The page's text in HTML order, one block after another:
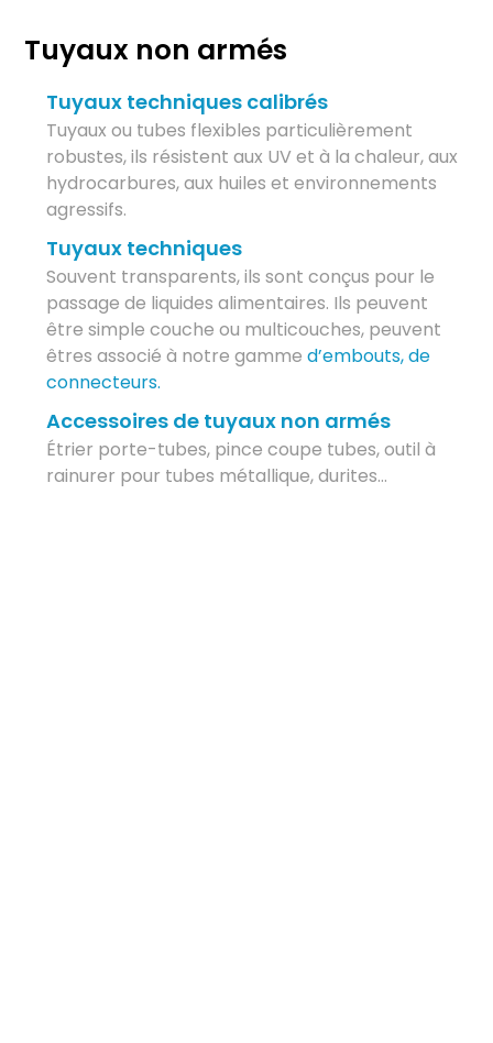
Tuyaux non armés
Tuyaux techniques calibrés
Tuyaux ou tubes flexibles particulièrement
robustes, ils résistent aux UV et à la chaleur, aux
hydrocarbures, aux huiles et environnements
agressifs.
Tuyaux techniques
Souvent transparents, ils sont conçus pour le
passage de liquides alimentaires. Ils peuvent
être simple couche ou multicouches, peuvent
êtres associé à notre gamme d’embouts, de
connecteurs.
Accessoires de tuyaux non armés
Étrier porte-tubes, pince coupe tubes, outil à
rainurer pour tubes métallique, durites…